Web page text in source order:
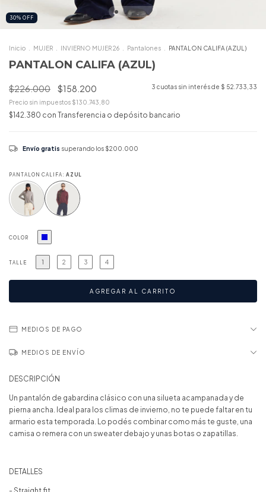
30% OFF
Inicio MUJER INVIERNO MUJER 26 Pantalones PANTALON CALIFA (AZUL)
PANTALON CALIFA (AZUL)
$226.000 $158.200 3 cuotas sin interés de $ 52.733,33
Precio sin impuestos $130.743,80
$142.380 con Transferencia o depósito bancario
Envío gratis superando los $200.000
PANTALON CALIFA: AZUL
COLOR
TALLE 1 2 3 4
MEDIOS DE PAGO
MEDIOS DE ENVÍO
DESCRIPCIÓN
Un pantalón de gabardina clásico con una silueta acampanada y de
pierna ancha. Ideal para los climas de invierno, no te puede faltar en tu
armario esta temporada. Lo podés combinar como más te guste, una
camisa o remera con un sweater debajo y unas botas o zapatillas.
DETALLES